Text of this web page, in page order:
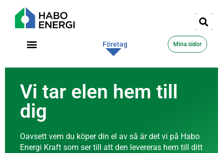
Företag Mina sidor
Vi tar elen hem till
dig
Oavsett vem du köper din el av så är det vi på Habo
Energi Kraft som ser till att den levereras hem till ditt